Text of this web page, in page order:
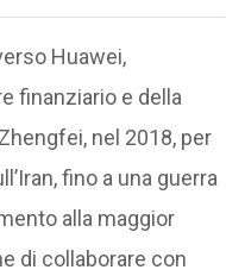
Huawei,
finanziario e della
nel 2018, per
fino a una guerra
alla maggior
di collaborare con